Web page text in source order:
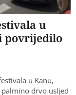
u
povrijedilo
u Kanu,
drvo usljed